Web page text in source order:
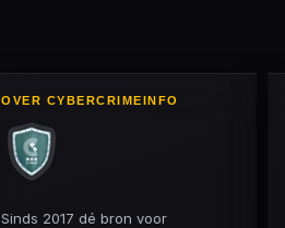
OVER CYBERCRIMEINFO
Sinds 2017 dé bron voor